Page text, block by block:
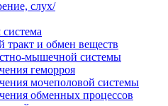
слух/
и обмен веществ
мышечной системы
геморроя
мочеполовой системы
обменных процессов